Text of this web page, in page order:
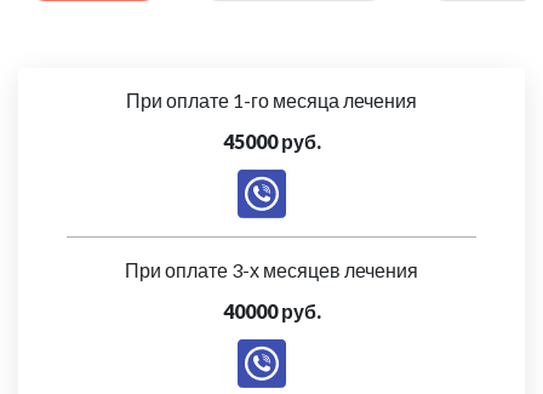
При оплате 1-го месяца лечения
45000 руб.
При оплате 3-х месяцев лечения
40000 руб.